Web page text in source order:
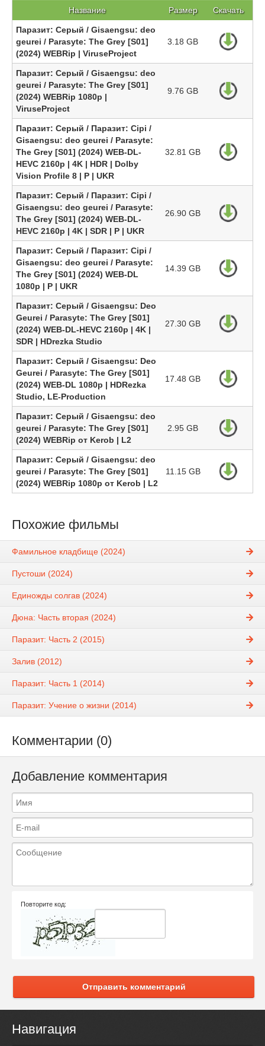
Название Размер Скачать
Паразит: Серый / Gisaengsu: deo
geurei / Parasyte: The Grey [S01]
(2024) WEBRip | ViruseProject
3.18 GB
Паразит: Серый / Gisaengsu: deo
geurei / Parasyte: The Grey [S01]
(2024) WEBRip 1080p |
ViruseProject
9.76 GB
Паразит: Серый / Паразит: Сірі /
Gisaengsu: deo geurei / Parasyte:
The Grey [S01] (2024) WEB-DL-
HEVC 2160p | 4K | HDR | Dolby
Vision Profile 8 | P | UKR
32.81 GB
Паразит: Серый / Паразит: Сірі /
Gisaengsu: deo geurei / Parasyte:
The Grey [S01] (2024) WEB-DL-
HEVC 2160p | 4K | SDR | P | UKR
26.90 GB
Паразит: Серый / Паразит: Сірі /
Gisaengsu: deo geurei / Parasyte:
The Grey [S01] (2024) WEB-DL
1080p | P | UKR
14.39 GB
Паразит: Серый / Gisaengsu: Deo
Geurei / Parasyte: The Grey [S01]
(2024) WEB-DL-HEVC 2160p | 4K |
SDR | HDrezka Studio
27.30 GB
Паразит: Серый / Gisaengsu: Deo
Geurei / Parasyte: The Grey [S01]
(2024) WEB-DL 1080p | HDRezka
Studio, LE-Production
17.48 GB
Паразит: Серый / Gisaengsu: deo
geurei / Parasyte: The Grey [S01]
(2024) WEBRip от Kerob | L2
2.95 GB
Паразит: Серый / Gisaengsu: deo
geurei / Parasyte: The Grey [S01]
(2024) WEBRip 1080p от Kerob | L2
11.15 GB
Похожие фильмы
Фамильное кладбище (2024)
Пустоши (2024)
Единожды солгав (2024)
Дюна: Часть вторая (2024)
Паразит: Часть 2 (2015)
Залив (2012)
Паразит: Часть 1 (2014)
Паразит: Учение о жизни (2014)
Комментарии (0)
Добавление комментария
Повторите код:
Отправить комментарий
Навигация